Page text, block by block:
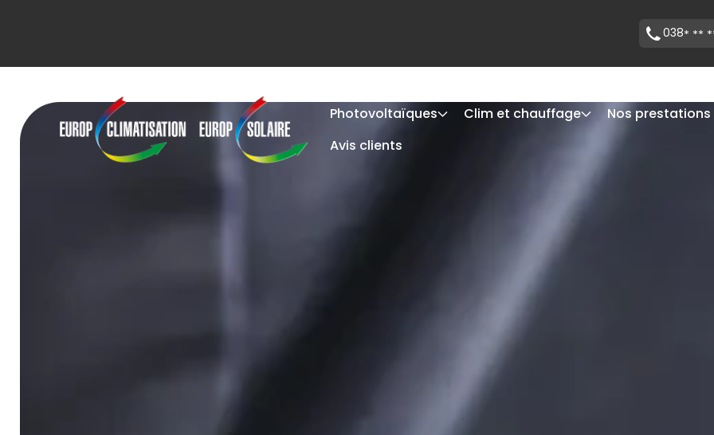
038* **
Photovoltaïques Clim et chauffage
Nos prestations
Avis clients